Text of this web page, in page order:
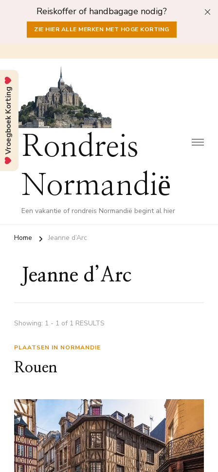
Reiskoffer of handbagage nodig?
ZIE HIER ALLE MERKEN MET HOGE KORTING
Rondreis
Normandië
Een vakantie of rondreis Normandië begint al hier
Home Jeanne d’Arc
Jeanne d’Arc
Showing: 1 - 1 of 1 RESULTS
PLAATSEN IN NORMANDIE
Rouen
Vroegboek Korting